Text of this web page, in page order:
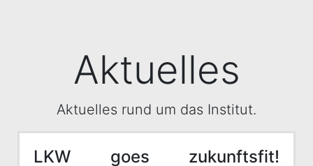
Aktuelles
Aktuelles rund um das Institut.
LKW goes zukunftsfit!